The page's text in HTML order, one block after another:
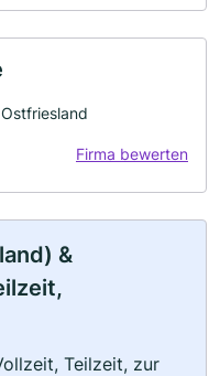
Firma bewerten
&
Teilzeit, zur